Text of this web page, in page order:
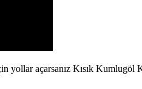
yollar açarsanız Kısık